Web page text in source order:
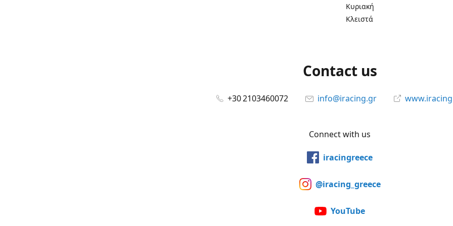
Κυριακή
Κλειστά
Contact us
+30 2103460072 info@iracing.gr
Connect with us
iracingreece
@iracing_greece
YouTube